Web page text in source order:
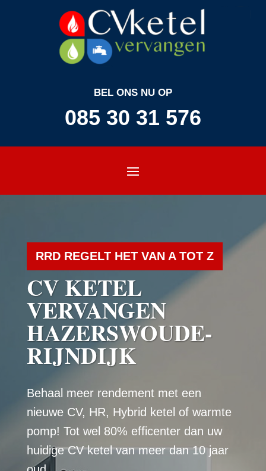
BEL ONS NU OP
085 30 31 576
RRD REGELT HET VAN A TOT Z
CV KETEL
VERVANGEN
HAZERSWOUDE-
RIJNDIJK
Behaal meer rendement met een
nieuwe CV, HR, Hybrid ketel of warmte
pomp! Tot wel 80% efficenter dan uw
huidige CV ketel van meer dan 10 jaar